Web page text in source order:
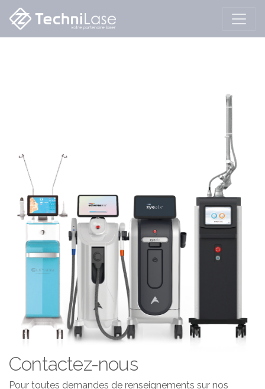
Contactez-nous
Pour toutes demandes de renseignements sur nos